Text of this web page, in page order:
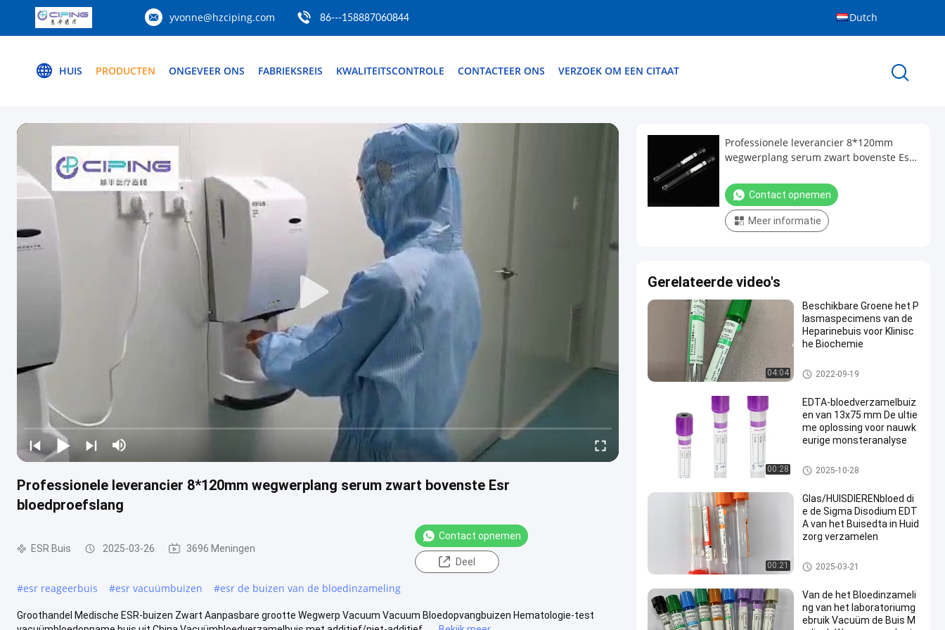
yvonne@hzciping.com 86---158887060844 Dutch
HUIS PRODUCTEN ONGEVEER ONS FABRIEKSREIS KWALITEITSCONTROLE CONTACTEER ONS VERZOEK OM EEN CITAAT
Professionele leverancier 8*120mm wegwerplang serum zwart bovenste Esr
bloedproefslang
ESR Buis 2025-03-26 3696 Meningen
Contact opnemen
Deel
#esr reageerbuis #esr vacuümbuizen #esr de buizen van de bloedinzameling
Groothandel Medische ESR-buizen Zwart Aanpasbare grootte Wegwerp Vacuum Vacuum Bloedopvangbuizen Hematologie-test
Professionele leverancier 8*120mm
wegwerplang serum zwart bovenste Esr
Contact opnemen
Meer informatie
Gerelateerde video's
04:04
Beschikbare Groene het P
lasmaspecimens van de
Heparinebuis voor Klinisc
he Biochemie
De vacuümbuis van de Bloedi
nzameling
2022-09-19
00:28
EDTA-bloedverzamelbuiz
en van 13x75 mm De ultie
me oplossing voor nauwk
eurige monsteranalyse
EDTAbuis
2025-10-28
00:21
Glas/HUISDIERENbloed di
e de Sigma Disodium EDT
A van het Buisedta in Huid
zorg verzamelen
Bloed die Buis verzamelen
2025-03-21
Van de het Bloedinzameli
ng van het laboratoriumg
ebruik Vacuüm de Buis M